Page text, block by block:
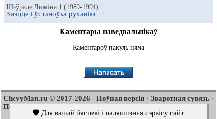
Шэўрале Люміна 1 (1989-1994):
Зняцце і ўстаноўка рухавіка
Каментары наведвальнікаў
Каментароў пакуль няма
ChevyMan.ru © 2017-2026 · Поўная версія · Зваротная сувязь ·
Пошук па сайце
🛡️ Для вашай бяспекі і паляпшэння сэрвісу сайт